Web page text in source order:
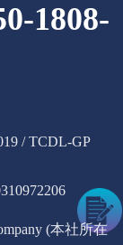
1808-
/ TCDL-GP
(本社所在